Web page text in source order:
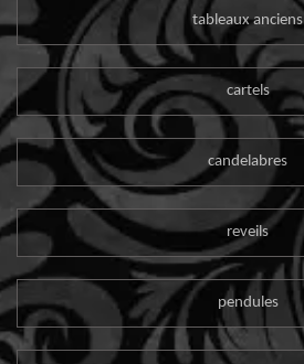
tableaux anciens
cartels
candelabres
reveils
pendules